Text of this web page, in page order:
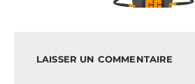
LAISSER UN COMMENTAIRE